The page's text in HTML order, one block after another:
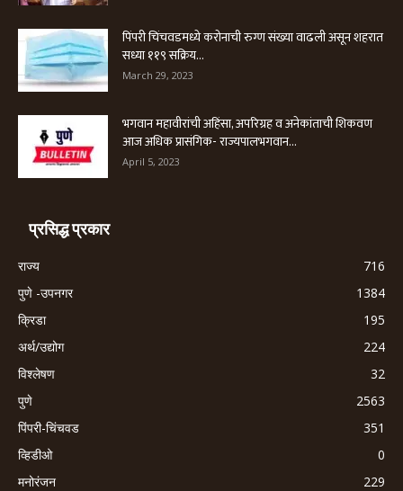
पिंपरी चिंचवडमध्ये करोनाची रुग्ण संख्या वाढली असून शहरात
सध्या ११९ सक्रिय...
March 29, 2023
भगवान महावीरांची अहिंसा, अपरिग्रह व अनेकांताची शिकवण
आज अधिक प्रासंगिक- राज्यपालभगवान...
April 5, 2023
प्रसिद्ध प्रकार
राज्य
716
पुणे -उपनगर
1384
क्रिडा
195
अर्थ/उद्योग
224
विश्लेषण
32
पुणे
2563
पिंपरी-चिंचवड
351
व्हिडीओ
0
मनोरंजन
229